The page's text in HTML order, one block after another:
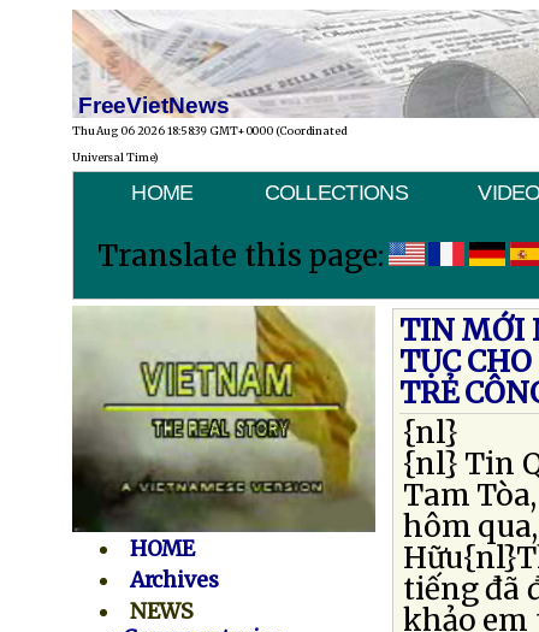
FreeVietNews
Thu Aug 06 2026 18:58:39 GMT+0000 (Coordinated
Universal Time)
HOME COLLECTIONS
Translate this page:
HOME
Archives
NEWS
TIN MỚI
TỤC
TRẺ
{nl}
{nl} Tin
Tam
hôm
tiếng đã
khảo em